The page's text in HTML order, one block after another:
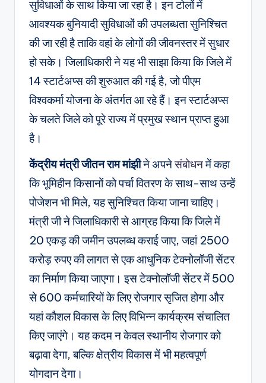
सुविधाओं के साथ किया जा रहा है। इन टोलों में
आवश्यक बुनियादी सुविधाओं की उपलब्धता सुनिश्चित
की जा रही है ताकि वहां के लोगों की जीवनस्तर में सुधार
हो सके। जिलाधिकारी ने यह भी साझा किया कि जिले में
14 स्टार्टअप्स की शुरुआत की गई है, जो पीएम
विश्वकर्मा योजना के अंतर्गत आ रहे हैं। इन स्टार्टअप्स
के चलते जिले को पूरे राज्य में प्रमुख स्थान प्राप्त हुआ
है।
केंद्रीय मंत्री जीतन राम मांझीने अपनेसंबोधनमें कहा
कि भूमिहीन किसानों को पर्चा वितरण के साथ-साथ उन्हें
पोजेशन भी मिले, यह सुनिश्चित किया जाना चाहिए।
मंत्री जी ने जिलाधिकारी से आग्रह किया कि जिले में
20 एकड़ की जमीन उपलब्ध कराई जाए, जहां 2500
करोड़ रुपए की लागत से एक आधुनिक टेक्नोलॉजी सेंटर
का निर्माण किया जाएगा। इस टेक्नोलॉजी सेंटर में 500
से 600 कर्मचारियों के लिए रोजगार सृजित होगा और
यहां कौशल विकास के लिए विभिन्न कार्यक्रम संचालित
किए जाएंगे। यह कदम न केवल स्थानीय रोजगार को
बढ़ावा देगा, बल्कि क्षेत्रीय विकास में भी महत्वपूर्ण
योगदान देगा।